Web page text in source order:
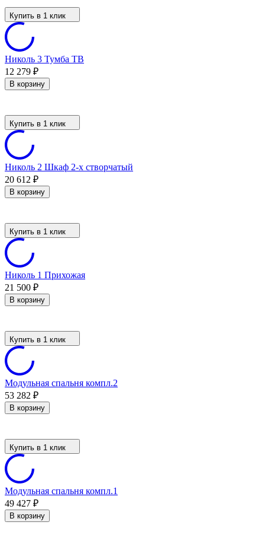
Купить в 1 клик
Николь 3 Тумба ТВ
12 279 ₽
В корзину
Купить в 1 клик
Николь 2 Шкаф 2-х створчатый
20 612 ₽
В корзину
Купить в 1 клик
Николь 1 Прихожая
21 500 ₽
В корзину
Купить в 1 клик
Модульная спальня компл.2
53 282 ₽
В корзину
Купить в 1 клик
Модульная спальня компл.1
49 427 ₽
В корзину